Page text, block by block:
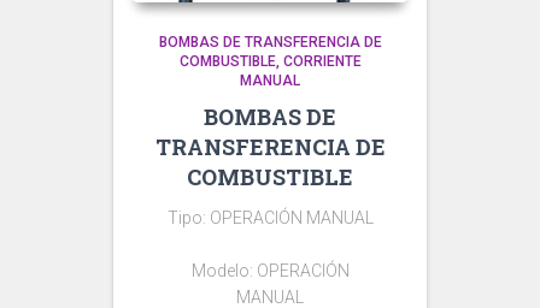
BOMBAS DE TRANSFERENCIA DE
COMBUSTIBLE CORRIENTE
MANUAL
BOMBAS DE
TRANSFERENCIA DE
COMBUSTIBLE
Tipo: OPERACIÓN MANUAL
Modelo: OPERACIÓN
MANUAL